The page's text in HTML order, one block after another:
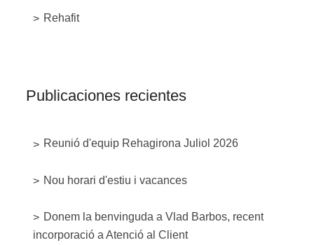
Rehafit
Publicaciones recientes
Reunió d'equip Rehagirona Juliol 2026
Nou horari d'estiu i vacances
Donem la benvinguda a Vlad Barbos, recent
incorporació a Atenció al Client